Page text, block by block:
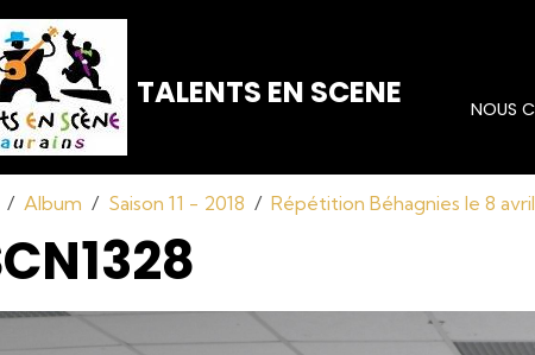
TALENTS EN SCENE
NOUS
Album Saison 11 - 2018 Répétition Béhagnies le 8